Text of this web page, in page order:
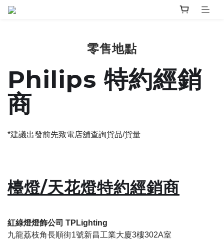
零售地點
Philips 特約經銷
商
*建議出發前先致電店舖查詢貨品/貨量
檯燈/天花燈特約經銷商
紅綠燈燈飾公司 TPLighting
九龍荔枝角長順街1號新昌工業大廈3樓302A室